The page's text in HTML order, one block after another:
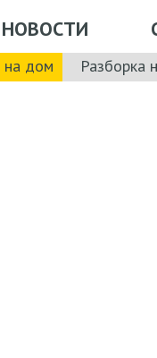
НОВОСТИ
на дом Разборка